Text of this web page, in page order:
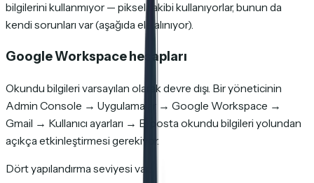
bilgilerini kullanmıyor — piksel takibi kullanıyorlar, bunun da
kendi sorunları var (aşağıda ele alınıyor).
Google Workspace hesapları
Okundu bilgileri varsayılan olarak devre dışı. Bir yöneticinin
Admin Console → Uygulamalar → Google Workspace →
Gmail → Kullanıcı ayarları → E-posta okundu bilgileri yolundan
açıkça etkinleştirmesi gerekiyor.
Dört yapılandırma seviyesi var: